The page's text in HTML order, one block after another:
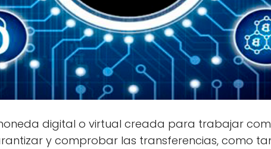
digital o virtual creada para trabajar
y comprobar las transferencias, como